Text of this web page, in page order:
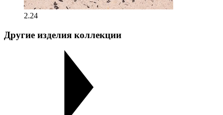
2.24
Другие изделия коллекции